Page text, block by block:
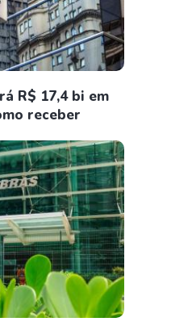
R$ 17,4 bi em
receber